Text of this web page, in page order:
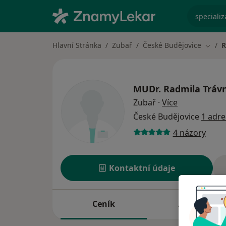
Hlavní Stránka Zubař České Budějovice
MUDr. Radmila
Zubař · Více
České Budějovice 1
4 názory
Kontaktní údaje
Ceník Adresy